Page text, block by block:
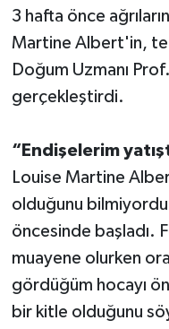
3 hafta önce
Martine Albert'in,
Doğum Uzmanı
gerçekleştirdi.
“Endişelerim
Louise Martine
olduğunu
öncesinde başladı.
muayene olurken
gördüğüm hocayı
bir kitle olduğunu